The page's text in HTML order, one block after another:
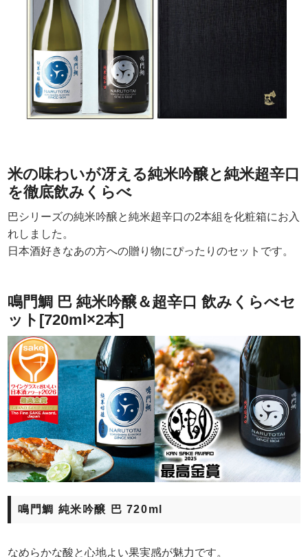
米の味わいが冴える純米吟醸と純米超辛口
を徹底飲みくらべ
巴シリーズの純米吟醸と純米超辛口の2本組を化粧箱にお入
れしました。
日本酒好きなあの方への贈り物にぴったりのセットです。
鳴門鯛 巴 純米吟醸＆超辛口 飲みくらべセ
ット[720ml×2本]
鳴門鯛 純米吟醸 巴 720ml
なめらかな酸と心地よい果実感が魅力です。